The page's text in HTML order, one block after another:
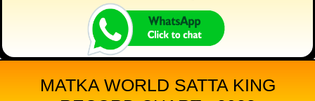
MATKA WORLD SATTA KING